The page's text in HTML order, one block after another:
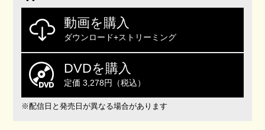
動画を購入
ダウンロード+ストリーミング
DVDを購入
定価 3,278円（税込）
※配信日と発売日が異なる場合があります